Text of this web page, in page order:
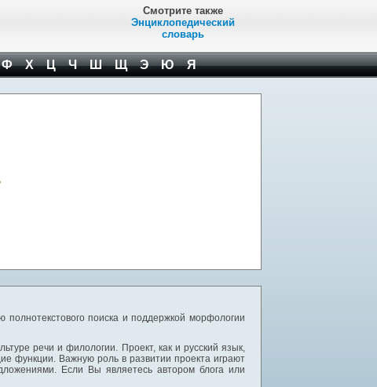
Смотрите также
Энциклопедический
словарь
Х Ц Ч Ш Щ Э Ю Я
поиска и поддержкой морфологии
речи и филологии. Проект, как и русский язык,
функции. Важную роль в развитии проекта играют
Если Вы являетесь автором блога или